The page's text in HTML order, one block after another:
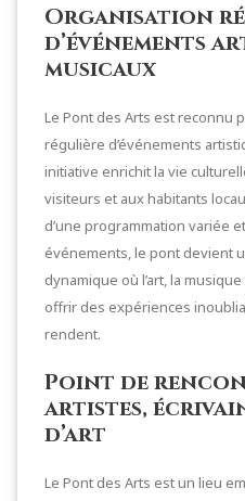
Organisation
d’événements
musicaux
Le Pont des Arts est reconnu
régulière d’événements
initiative enrichit la vie
visiteurs et aux habitants
d’une programmation variée
événements, le pont devient
dynamique où l’art, la
offrir des expériences
rendent.
Point de
artistes,
d’art
Le Pont des Arts est un lieu